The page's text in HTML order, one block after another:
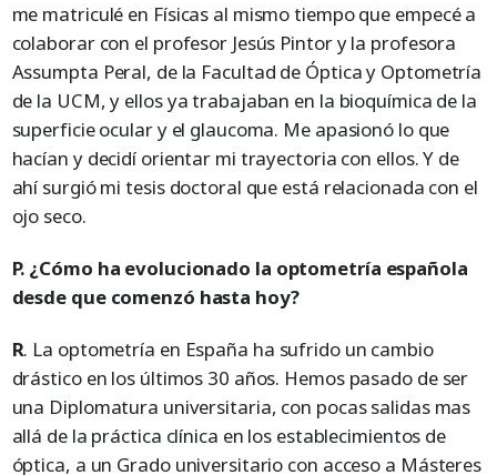
me matriculé en Físicas al mismo tiempo que empecé a
colaborar con el profesor Jesús Pintor y la profesora
Assumpta Peral, de la Facultad de Óptica y Optometría
de la UCM, y ellos ya trabajaban en la bioquímica de la
superficie ocular y el glaucoma. Me apasionó lo que
hacían y decidí orientar mi trayectoria con ellos. Y de
ahí surgió mi tesis doctoral que está relacionada con el
ojo seco.
P. ¿Cómo ha evolucionado la optometría española
desde que comenzó hasta hoy?
R. La optometría en España ha sufrido un cambio
drástico en los últimos 30 años. Hemos pasado de ser
una Diplomatura universitaria, con pocas salidas mas
allá de la práctica clínica en los establecimientos de
óptica, a un Grado universitario con acceso a Másteres